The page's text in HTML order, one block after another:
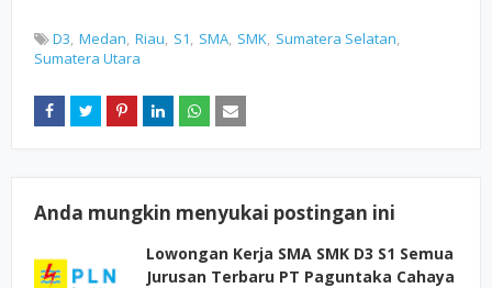
D3 Medan Riau S1 SMA SMK Sumatera Selatan
Sumatera Utara
Anda mungkin menyukai postingan ini
Lowongan Kerja SMA SMK D3 S1 Semua
Jurusan Terbaru PT Paguntaka Cahaya